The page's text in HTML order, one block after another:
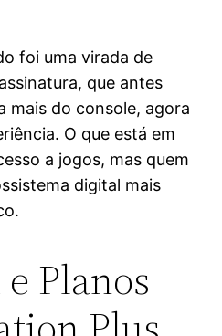
foi uma virada de
que antes
mais do console, agora
O que está em
a jogos, mas quem
digital mais
Planos